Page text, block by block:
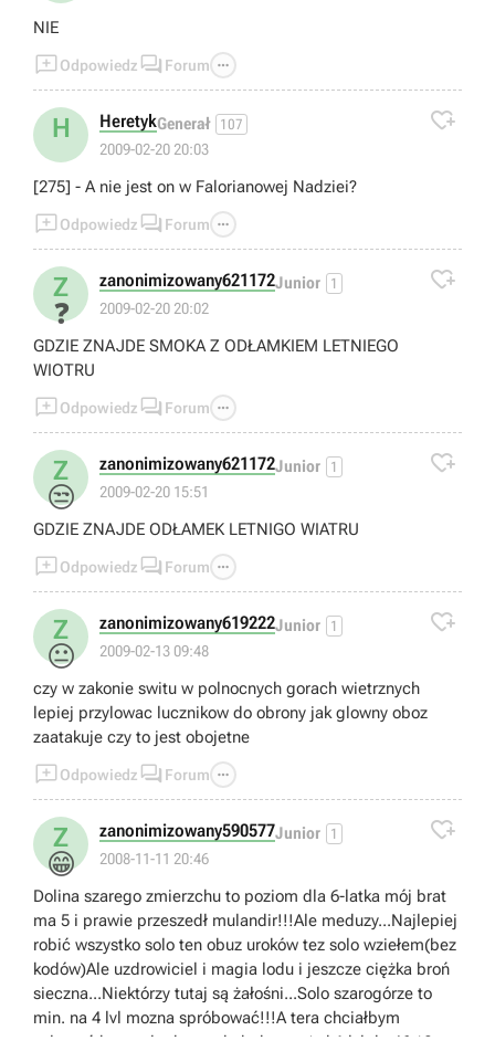
NIE
Odpowiedz  Forum 
H HeretykGenerał 107
2009-02-20 20:03

[275] - A nie jest on w Falorianowej Nadziei?
Odpowiedz  Forum 
Z
❓
zanonimizowany621172Junior 1
2009-02-20 20:02

GDZIE ZNAJDE SMOKA Z ODŁAMKIEM LETNIEGO
WIOTRU
Odpowiedz  Forum 
Z
😒
zanonimizowany621172Junior 1
2009-02-20 15:51

GDZIE ZNAJDE ODŁAMEK LETNIGO WIATRU
Odpowiedz  Forum 
Z
😐
zanonimizowany619222Junior 1
2009-02-13 09:48

czy w zakonie switu w polnocnych gorach wietrznych
lepiej przylowac lucznikow do obrony jak glowny oboz
zaatakuje czy to jest obojetne
Odpowiedz  Forum 
Z
😁
zanonimizowany590577Junior 1
2008-11-11 20:46

Dolina szarego zmierzchu to poziom dla 6-latka mój brat
ma 5 i prawie przeszedł mulandir!!!Ale meduzy...Najlepiej
robić wszystko solo ten obuz uroków tez solo wziełem(bez
kodów)Ale uzdrowiciel i magia lodu i jeszcze ciężka broń
sieczna...Niektórzy tutaj są żałośni...Solo szarogórze to
min. na 4 lvl mozna spróbować!!!A tera chciałbym